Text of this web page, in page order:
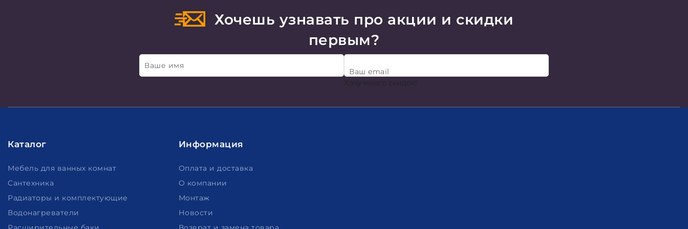
Хочешь узнавать про акции и скидки
первым?
Ваше имя
Ваш email
Хочу много скидок!
Каталог
Мебель для ванных комнат
Сантехника
Радиаторы и комплектующие
Водонагреватели
Информация
Оплата и доставка
О компании
Монтаж
Новости